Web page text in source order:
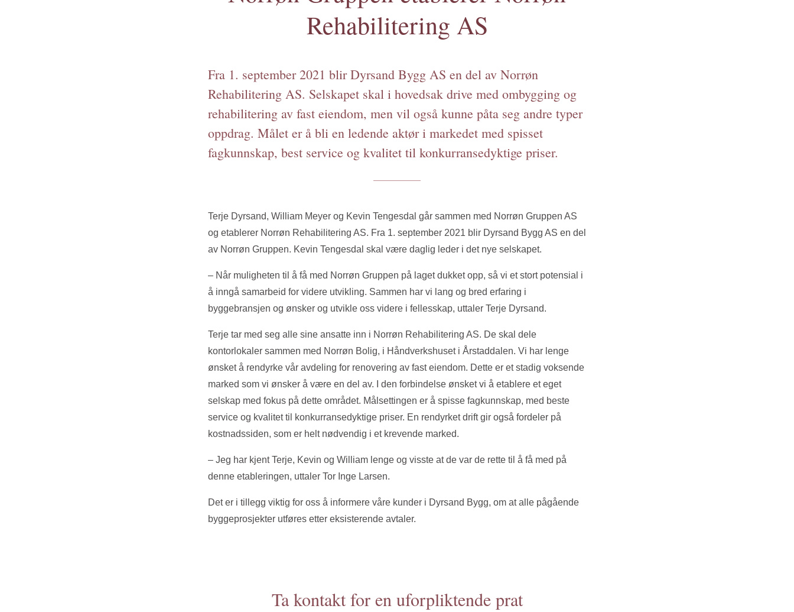
Rehabilitering AS
Fra 1. september 2021 blir Dyrsand Bygg AS en del av Norrøn
Rehabilitering AS. Selskapet skal i hovedsak drive med ombygging og
rehabilitering av fast eiendom, men vil også kunne påta seg andre typer
oppdrag. Målet er å bli en ledende aktør i markedet med spisset
fagkunnskap, best service og kvalitet til konkurransedyktige priser.
Terje Dyrsand, William Meyer og Kevin Tengesdal går sammen med Norrøn Gruppen AS
og etablerer Norrøn Rehabilitering AS. Fra 1. september 2021 blir Dyrsand Bygg AS en del
av Norrøn Gruppen. Kevin Tengesdal skal være daglig leder i det nye selskapet.
– Når muligheten til å få med Norrøn Gruppen på laget dukket opp, så vi et stort potensial i
å inngå samarbeid for videre utvikling. Sammen har vi lang og bred erfaring i
byggebransjen og ønsker og utvikle oss videre i fellesskap, uttaler Terje Dyrsand.
Terje tar med seg alle sine ansatte inn i Norrøn Rehabilitering AS. De skal dele
kontorlokaler sammen med Norrøn Bolig, i Håndverkshuset i Årstaddalen. Vi har lenge
ønsket å rendyrke vår avdeling for renovering av fast eiendom. Dette er et stadig voksende
marked som vi ønsker å være en del av. I den forbindelse ønsket vi å etablere et eget
selskap med fokus på dette området. Målsettingen er å spisse fagkunnskap, med beste
service og kvalitet til konkurransedyktige priser. En rendyrket drift gir også fordeler på
kostnadssiden, som er helt nødvendig i et krevende marked.
– Jeg har kjent Terje, Kevin og William lenge og visste at de var de rette til å få med på
denne etableringen, uttaler Tor Inge Larsen.
Det er i tillegg viktig for oss å informere våre kunder i Dyrsand Bygg, om at alle pågående
byggeprosjekter utføres etter eksisterende avtaler.
Ta kontakt for en uforpliktende prat